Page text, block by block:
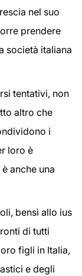
nel suo
prendere
società italiana
tentativi, non
altro che
i
loro è
anche una
bensì allo ius
di tutti
figli in Italia,
e degli